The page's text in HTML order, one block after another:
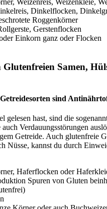
Weizenreis, Weizenkleie,
Dinkelflocken,
Roggenkörner
Gerstenflocken
Einkorn ganz oder Flocken
Glutenfreien Samen,
sind
gelesen hast, sind die
Verdauungsstörungen
Getreide. Auch glutenfreie
Nüsse, kannst du durch
Haferflocken oder
Spuren von Gluten